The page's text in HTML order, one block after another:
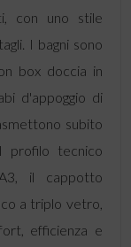
con uno stile
I bagni sono
box doccia in
d'appoggio di
subito
profilo tecnico
il cappotto
a triplo vetro,
efficienza e